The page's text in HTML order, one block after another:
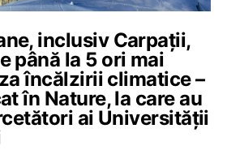
inclusiv Carpații,
până la 5 ori mai
încălzirii climatice –
în Nature, la care au
ai Universității